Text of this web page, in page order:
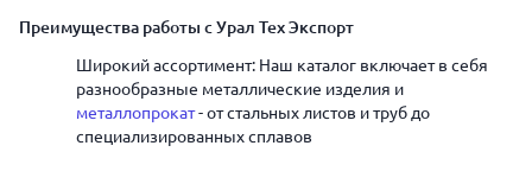
Преимущества работы с Урал Тех Экспорт
Широкий ассортимент: Наш каталог включает в себя
разнообразные металлические изделия и
металлопрокат- от стальных листов и труб до
специализированных сплавов